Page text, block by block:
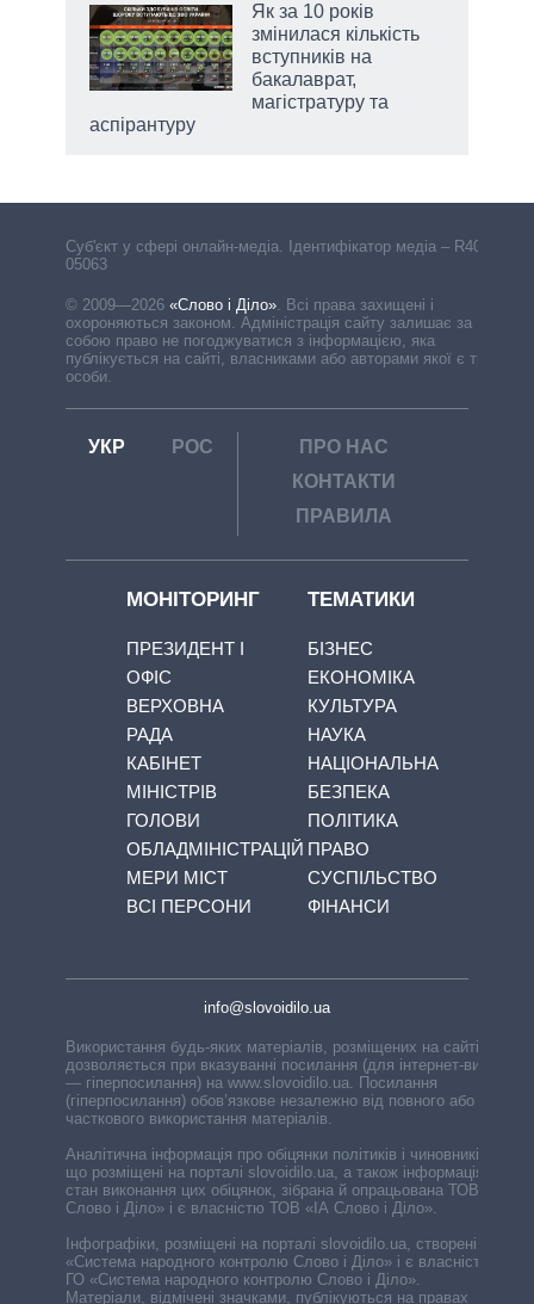
Як за 10 років
змінилася кількість
вступників на
бакалаврат,
магістратуру та
аспірантуру
Cуб'єкт у сфері онлайн-медіа. Ідентифікатор медіа – R40-
05063
© 2009—2026 «Слово і Діло». Всі права захищені і
охороняються законом. Адміністрація сайту залишає за
собою право не погоджуватися з інформацією, яка
публікується на сайті, власниками або авторами якої є треті
особи.
УКР РОС
ПРО НАС
КОНТАКТИ
ПРАВИЛА
МОНІТОРИНГ
ПРЕЗИДЕНТ І
ОФІС
ВЕРХОВНА
РАДА
КАБІНЕТ
МІНІСТРІВ
ГОЛОВИ
ОБЛАДМІНІСТРАЦІЙ
МЕРИ МІСТ
ВСІ ПЕРСОНИ
ТЕМАТИКИ
БІЗНЕС
ЕКОНОМІКА
КУЛЬТУРА
НАУКА
НАЦІОНАЛЬНА
БЕЗПЕКА
ПОЛІТИКА
ПРАВО
СУСПІЛЬСТВО
ФІНАНСИ
info@slovoidilo.ua
Використання будь-яких матеріалів, розміщених на сайті,
дозволяється при вказуванні посилання (для інтернет-видань
— гіперпосилання) на www.slovoidilo.ua. Посилання
(гіперпосилання) обов’язкове незалежно від повного або
часткового використання матеріалів.
Аналітична інформація про обіцянки політиків і чиновників,
що розміщені на порталі slovoidilo.ua, а також інформація про
стан виконання цих обіцянок, зібрана й опрацьована ТОВ «ІА
Слово і Діло» і є власністю ТОВ «ІА Слово і Діло».
Інфографіки, розміщені на порталі slovoidilo.ua, створені ГО
«Система народного контролю Слово і Діло» і є власністю
ГО «Система народного контролю Слово і Діло».
Матеріали, відмічені значками, публікуються на правах